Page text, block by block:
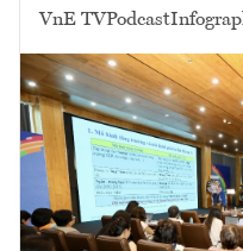
VnE TVPodcast